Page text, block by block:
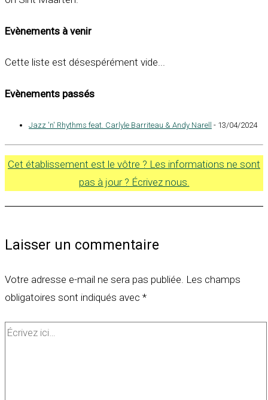
Evènements à venir
Cette liste est désespérément vide...
Evènements passés
Jazz 'n' Rhythms feat. Carlyle Barriteau & Andy Narell - 13/04/2024
Cet établissement est le vôtre ? Les informations ne sont
pas à jour ? Écrivez nous.
Laisser un commentaire
Votre adresse e-mail ne sera pas publiée. Les champs
obligatoires sont indiqués avec *
Écrivez